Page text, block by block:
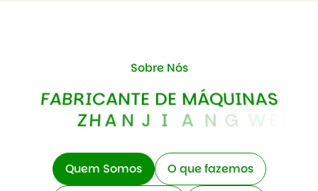
Sobre Nós
FABRICANTE DE MÁQUINAS
ZHANJI A NG W EI DA
Quem Somos
O que fazemos